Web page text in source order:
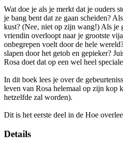
Wat doe je als je merkt dat je ouders
je bang bent dat ze gaan scheiden?
kust? (Nee, niet op zijn wang!) Als je
vriendin overloopt naar je grootste
onbegrepen voelt door de hele
slapen door het getob en gepieker?
Rosa doet dat op een wel heel
In dit boek lees je over de
leven van Rosa helemaal op zijn kop
hetzelfde zal worden).
Dit is het eerste deel in de Hoe
Details